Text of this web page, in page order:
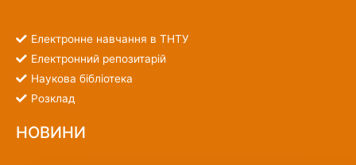
Електронне навчання в ТНТУ
Електронний репозитарій
Наукова бібліотека
Розклад
НОВИНИ